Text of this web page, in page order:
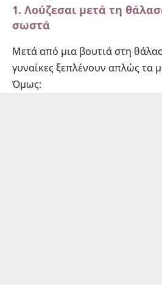
1. Λούζεσαι μετά τη
σωστά
Μετά από μια βουτιά στη
γυναίκες ξεπλένουν απλώς τα
Όμως: